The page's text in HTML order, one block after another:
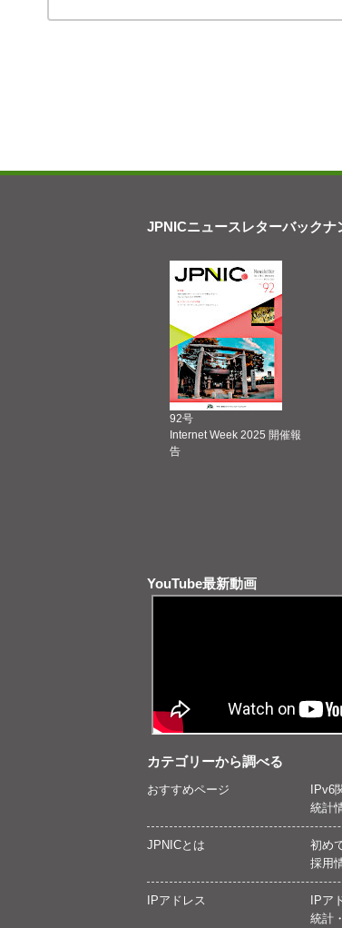
JPNICニュースレターバックナ
92号
Internet Week 2025 開催報
告
YouTube最新動画
カテゴリーから調べる
おすすめページ IPv6
統計
JPNICとは 初め
採用
IPアドレス IPア
統計